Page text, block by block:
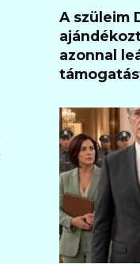
A szüleim
azonnal